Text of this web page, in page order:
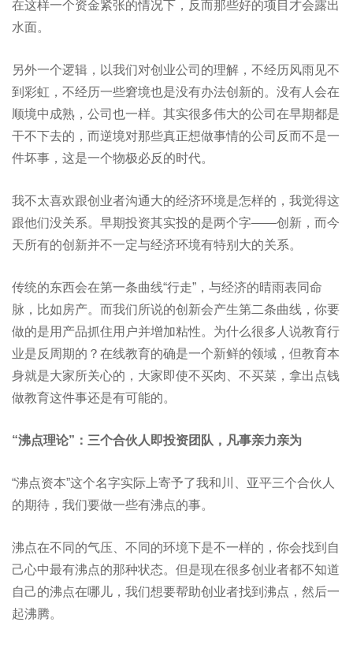
在这样一个资金紧张的情况下，反而那些好的项目才会露出
水面。
另外一个逻辑，以我们对创业公司的理解，不经历风雨见不
到彩虹，不经历一些窘境也是没有办法创新的。没有人会在
顺境中成熟，公司也一样。其实很多伟大的公司在早期都是
干不下去的，而逆境对那些真正想做事情的公司反而不是一
件坏事，这是一个物极必反的时代。
我不太喜欢跟创业者沟通大的经济环境是怎样的，我觉得这
跟他们没关系。早期投资其实投的是两个字——创新，而今
天所有的创新并不一定与经济环境有特别大的关系。
传统的东西会在第一条曲线“行走”，与经济的晴雨表同命
脉，比如房产。而我们所说的创新会产生第二条曲线，你要
做的是用产品抓住用户并增加粘性。为什么很多人说教育行
业是反周期的？在线教育的确是一个新鲜的领域，但教育本
身就是大家所关心的，大家即使不买肉、不买菜，拿出点钱
做教育这件事还是有可能的。
“沸点理论”：三个合伙人即投资团队，凡事亲力亲为
“沸点资本”这个名字实际上寄予了我和川、亚平三个合伙人
的期待，我们要做一些有沸点的事。
沸点在不同的气压、不同的环境下是不一样的，你会找到自
己心中最有沸点的那种状态。但是现在很多创业者都不知道
自己的沸点在哪儿，我们想要帮助创业者找到沸点，然后一
起沸腾。